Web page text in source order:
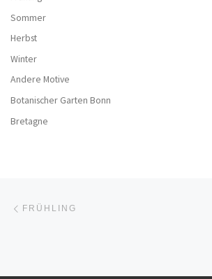
Sommer
Herbst
Winter
Andere Motive
Botanischer Garten Bonn
Bretagne
FRÜHLING